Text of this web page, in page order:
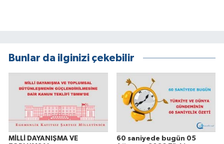
Bunlar da ilginizi çekebilir
MİLLİ DAYANIŞMA VE
60 saniyede bugün 05